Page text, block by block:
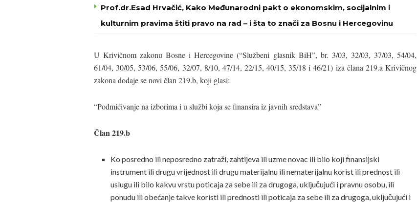
Prof.dr.Esad Hrvačić, Kako Međunarodni pakt o ekonomskim, socijalnim i
kulturnim pravima štiti pravo na rad – i šta to znači za Bosnu i Hercegovinu
U Krivičnom zakonu Bosne i Hercegovine (“Službeni glasnik BiH”, br. 3/03, 32/03, 37/03, 54/04,
61/04, 30/05, 53/06, 55/06, 32/07, 8/10, 47/14, 22/15, 40/15, 35/18 i 46/21) iza člana 219.a Krivičnog
zakona dodaje se novi član 219.b, koji glasi:
“Podmićivanje na izborima i u službi koja se finansira iz javnih sredstava”
Član 219.b
Ko posredno ili neposredno zatraži, zahtijeva ili uzme novac ili bilo koji finansijski
instrument ili drugu vrijednost ili drugu materijalnu ili nematerijalnu korist ili prednost ili
uslugu ili bilo kakvu vrstu poticaja za sebe ili za drugoga, uključujući i pravnu osobu, ili
ponudu ili obećanje takve koristi ili prednosti ili poticaja za sebe ili za drugoga, uključujući i